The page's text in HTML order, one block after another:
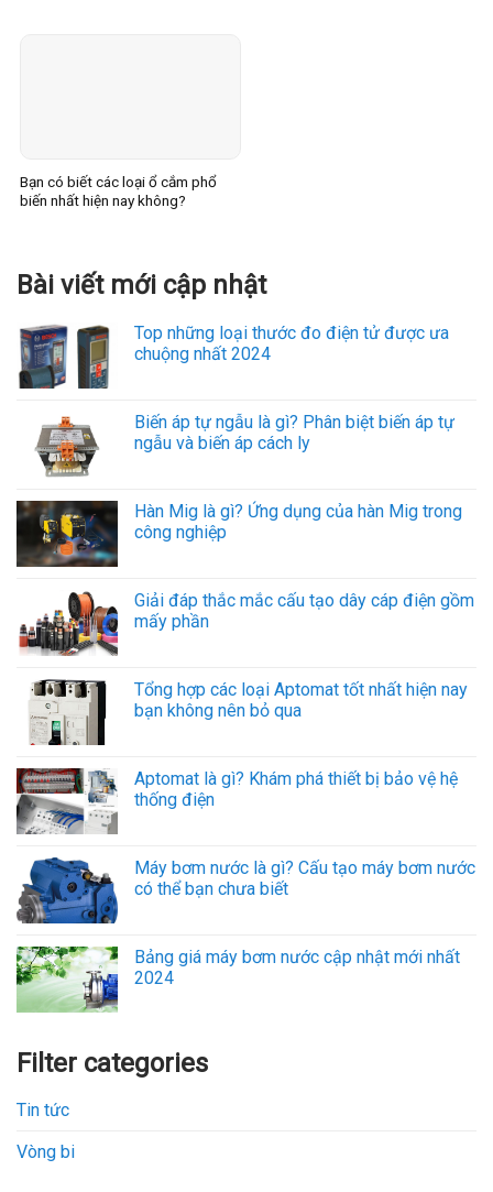
Bạn có biết các loại ổ cắm phổ
biến nhất hiện nay không?
Bài viết mới cập nhật
Top những loại thước đo điện tử được ưa
chuộng nhất 2024
Biến áp tự ngẫu là gì? Phân biệt biến áp tự
ngẫu và biến áp cách ly
Hàn Mig là gì? Ứng dụng của hàn Mig trong
công nghiệp
Giải đáp thắc mắc cấu tạo dây cáp điện gồm
mấy phần
Tổng hợp các loại Aptomat tốt nhất hiện nay
bạn không nên bỏ qua
Aptomat là gì? Khám phá thiết bị bảo vệ hệ
thống điện
Máy bơm nước là gì? Cấu tạo máy bơm nước
có thể bạn chưa biết
Bảng giá máy bơm nước cập nhật mới nhất
2024
Filter categories
Tin tức
Vòng bi